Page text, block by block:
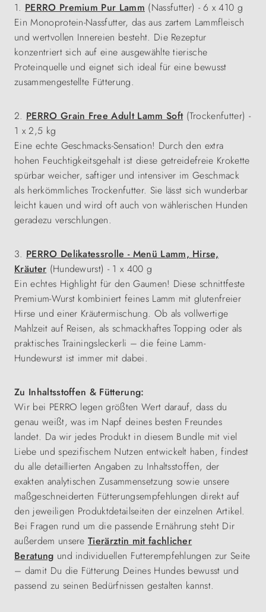
1. PERRO Premium Pur Lamm (Nassfutter) - 6 x 410 g
Ein Monoprotein-Nassfutter, das aus zartem Lammfleisch
und wertvollen Innereien besteht. Die Rezeptur
konzentriert sich auf eine ausgewählte tierische
Proteinquelle und eignet sich ideal für eine bewusst
zusammengestellte Fütterung.
2. PERRO Grain Free Adult Lamm Soft(Trockenfutter) -
1 x 2,5 kg
Eine echte Geschmacks-Sensation! Durch den extra
hohen Feuchtigkeitsgehalt ist diese getreidefreie Krokette
spürbar weicher, saftiger und intensiver im Geschmack
als herkömmliches Trockenfutter. Sie lässt sich wunderbar
leicht kauen und wird oft auch von wählerischen Hunden
geradezu verschlungen.
3. PERRO Delikatessrolle - Menü Lamm, Hirse,
Kräuter (Hundewurst) - 1 x 400 g
Ein echtes Highlight für den Gaumen! Diese schnittfeste
Premium-Wurst kombiniert feines Lamm mit glutenfreier
Hirse und einer Kräutermischung. Ob als vollwertige
Mahlzeit auf Reisen, als schmackhaftes Topping oder als
praktisches Trainingsleckerli – die feine Lamm-
Hundewurst ist immer mit dabei.
Zu Inhaltsstoffen & Fütterung:
Wir bei PERRO legen größten Wert darauf, dass du
genau weißt, was im Napf deines besten Freundes
landet. Da wir jedes Produkt in diesem Bundle mit viel
Liebe und spezifischem Nutzen entwickelt haben, findest
du alle detaillierten Angaben zu Inhaltsstoffen, der
exakten analytischen Zusammensetzung sowie unsere
maßgeschneiderten Fütterungsempfehlungen direkt auf
den jeweiligen Produktdetailseiten der einzelnen Artikel.
Bei Fragen rund um die passende Ernährung steht Dir
außerdem unsereTierärztin mit fachlicher
Beratung und individuellen Futterempfehlungen zur Seite
– damit Du die Fütterung Deines Hundes bewusst und
passend zu seinen Bedürfnissen gestalten kannst.